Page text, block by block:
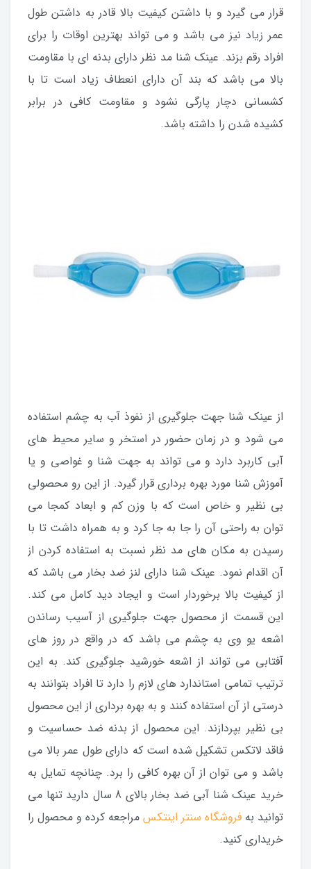
قرار می گیرد و با داشتن کیفیت بالا قادر به داشتن طول
عمر زیاد نیز می باشد و می تواند بهترین اوقات را برای
افراد رقم بزند. عینک شنا مد نظر دارای بدنه ای با مقاومت
بالا می باشد که بند آن دارای انعطاف زیاد است تا با
کشسانی دچار پارگی نشود و مقاومت کافی در برابر
کشیده شدن را داشته باشد.
از عینک شنا جهت جلوگیری از نفوذ آب به چشم استفاده
می شود و در زمان حضور در استخر و سایر محیط های
آبی کاربرد دارد و می تواند به جهت شنا و غواصی و یا
آموزش شنا مورد بهره برداری قرار گیرد. از این رو محصولی
بی نظیر و خاص است که با وزن کم و ابعاد کمجا می
توان به راحتی آن را جا به جا کرد و به همراه داشت تا با
رسیدن به مکان های مد نظر نسبت به استفاده کردن از
آن اقدام نمود. عینک شنا دارای لنز ضد بخار می باشد که
از کیفیت بالا برخوردار است و ایجاد دید کامل می کند.
این قسمت از محصول جهت جلوگیری از آسیب رساندن
اشعه یو وی به چشم می باشد که در واقع در روز های
آفتابی می تواند از اشعه خورشید جلوگیری کند. به این
ترتیب تمامی استاندارد های لازم را دارد تا افراد بتوانند به
درستی از آن استفاده کنند و به بهره برداری از این محصول
بی نظیر بپردازند. این محصول از بدنه ضد حساسیت و
فاقد لاتکس تشکیل شده است که دارای طول عمر بالا می
باشد و می توان از آن بهره کافی را برد. چنانچه تمایل به
خرید عینک شنا آبی ضد بخار بالای 8 سال دارید تنها می
توانید به فروشگاه سنتر اینتکس مراجعه کرده و محصول را
خریداری کنید.